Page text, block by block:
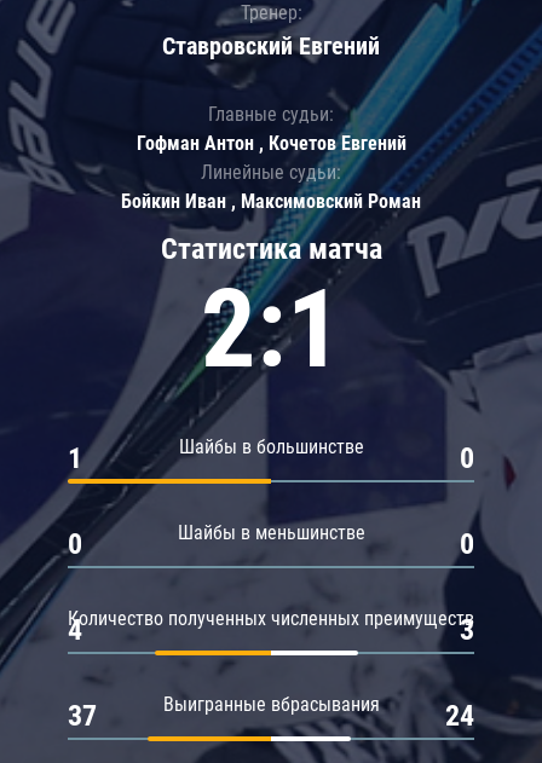
Статистика матча
2:1
Шайбы в большинстве
1 0
Шайбы в меньшинстве
0 0
Количество полученных численных преимуществ
4 3
Выигранные вбрасывания
37 24
Тренер:
Ставровский Евгений
Главные судьи:
Гофман Антон , Кочетов Евгений
Линейные судьи:
Бойкин Иван , Максимовский Роман